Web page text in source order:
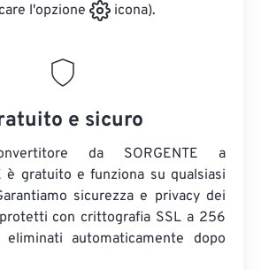
l'opzione
icona).
e sicuro
da SORGENTE a
è gratuito e funziona su qualsiasi
sicurezza e privacy dei
con crittografia SSL a 256
automaticamente dopo